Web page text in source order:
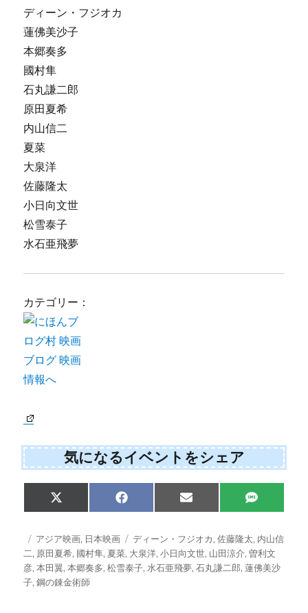
ディーン・フジオカ
蓮佛美沙子
本郷奏多
國村隼
石丸謙二郎
原田夏希
内山信二
夏菜
大泉洋
佐藤隆太
小日向文世
松雪泰子
水石亜飛夢
カテゴリー：
気になるイベントをシェア
S
h
r
e
o
n
X
(
w
t
t
e
S
h
r
o
n
F
a
e
o
o
S
h
r
e
o
n
E
m
i
S
h
r
e
o
n
S
M
投
稿
日:
カ
テ
ゴ
リ
アジア映画, 日本映画
タ
グ
ディーン・フジオカ,佐藤隆太, 内山信
二, 原田夏希, 國村隼, 夏菜, 大泉洋,小日向文世, 山田涼介,曽利文
彦,本田翼,本郷奏多,松雪泰子, 水石亜飛夢,石丸謙二郎,蓮佛美沙
子,鋼の錬金術師